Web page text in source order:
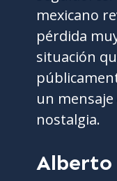
mexicano
pérdida
situación
un
nostalgia.
Alberto